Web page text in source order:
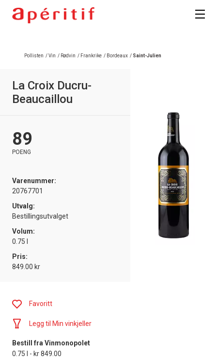
Pollisten /Vin / Rødvin / Frankrike / Bordeaux / Saint-Julien
La Croix Ducru-
Beaucaillou
89
POENG
Varenummer:
20767701
Utvalg:
Bestillingsutvalget
Volum:
0.75 l
Pris:
849.00 kr
Favoritt
Legg til Min vinkjeller
Bestill fra Vinmonopolet
0.75 l - kr 849.00